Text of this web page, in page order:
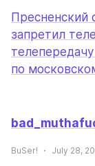
Пресненский
запретил
по
BuSer! July 28,